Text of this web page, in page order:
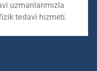
uzmanlarımızla
tedavi hizmeti.